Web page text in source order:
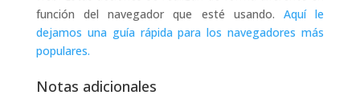
función del navegador que esté usando. Aquí le
dejamos una guía rápida para los navegadores más
populares.
Notas adicionales